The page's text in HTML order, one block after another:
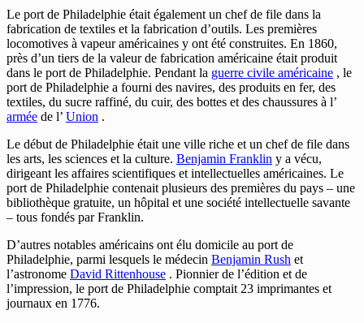
Le port de Philadelphie était également un chef de file dans la
fabrication de textiles et la fabrication d’outils. Les premières
locomotives à vapeur américaines y ont été construites. En 1860,
près d’un tiers de la valeur de fabrication américaine était produit
dans le port de Philadelphie. Pendant la guerre civile américaine , le
port de Philadelphie a fourni des navires, des produits en fer, des
textiles, du sucre raffiné, du cuir, des bottes et des chaussures à l’
armée de l’ Union .
Le début de Philadelphie était une ville riche et un chef de file dans
les arts, les sciences et la culture. Benjamin Franklin y a vécu,
dirigeant les affaires scientifiques et intellectuelles américaines. Le
port de Philadelphie contenait plusieurs des premières du pays – une
bibliothèque gratuite, un hôpital et une société intellectuelle savante
– tous fondés par Franklin.
D’autres notables américains ont élu domicile au port de
Philadelphie, parmi lesquels le médecin Benjamin Rush et
l’astronome David Rittenhouse . Pionnier de l’édition et de
l’impression, le port de Philadelphie comptait 23 imprimantes et
journaux en 1776.